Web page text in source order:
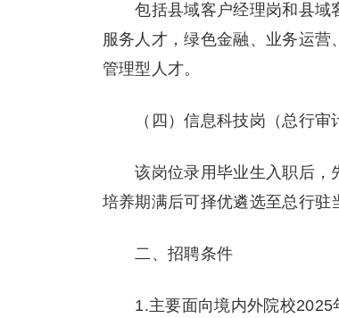
包括县域客户经理岗和县域
服务人才，绿色金融、业务运
管理型人才。
（四）信息科技岗（总行审
该岗位录用毕业生入职后，先
培养期满后可择优遴选至总行驻
二、招聘条件
1.主要面向境内外院校2025